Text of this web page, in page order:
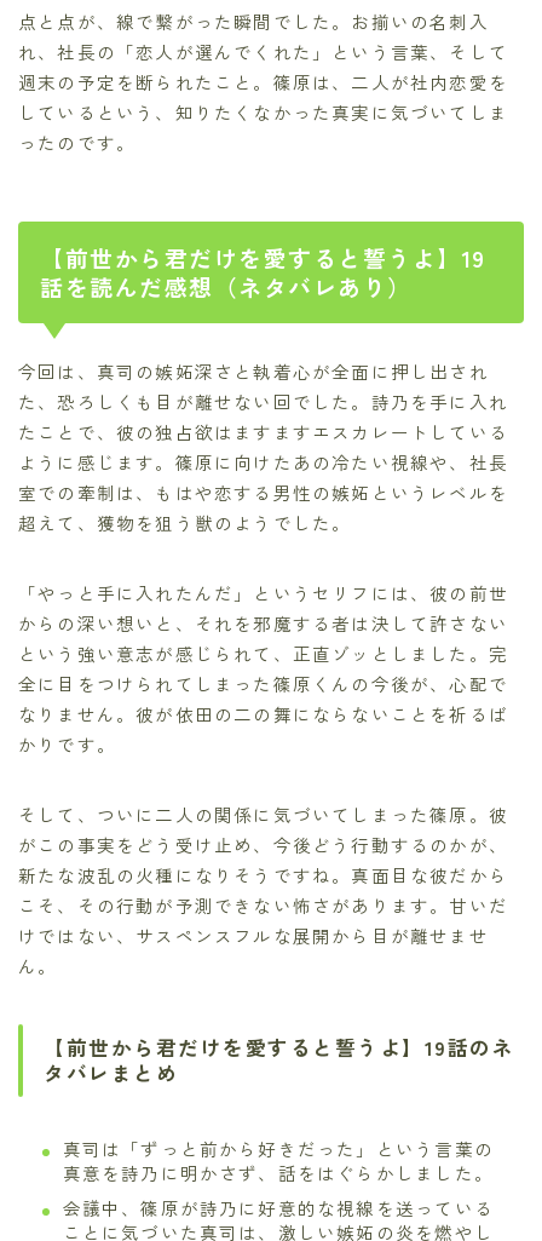
点と点が、線で繋がった瞬間でした。お揃いの名刺入
れ、社長の「恋人が選んでくれた」という言葉、そして
週末の予定を断られたこと。篠原は、二人が社内恋愛を
しているという、知りたくなかった真実に気づいてしま
ったのです。
【前世から君だけを愛すると誓うよ】19
話を読んだ感想（ネタバレあり）
今回は、真司の嫉妬深さと執着心が全面に押し出され
た、恐ろしくも目が離せない回でした。詩乃を手に入れ
たことで、彼の独占欲はますますエスカレートしている
ように感じます。篠原に向けたあの冷たい視線や、社長
室での牽制は、もはや恋する男性の嫉妬というレベルを
超えて、獲物を狙う獣のようでした。
「やっと手に入れたんだ」というセリフには、彼の前世
からの深い想いと、それを邪魔する者は決して許さない
という強い意志が感じられて、正直ゾッとしました。完
全に目をつけられてしまった篠原くんの今後が、心配で
なりません。彼が依田の二の舞にならないことを祈るば
かりです。
そして、ついに二人の関係に気づいてしまった篠原。彼
がこの事実をどう受け止め、今後どう行動するのかが、
新たな波乱の火種になりそうですね。真面目な彼だから
こそ、その行動が予測できない怖さがあります。甘いだ
けではない、サスペンスフルな展開から目が離せませ
ん。
【前世から君だけを愛すると誓うよ】19話のネ
タバレまとめ
真司は「ずっと前から好きだった」という言葉の
真意を詩乃に明かさず、話をはぐらかしました。
会議中、篠原が詩乃に好意的な視線を送っている
ことに気づいた真司は、激しい嫉妬の炎を燃やし